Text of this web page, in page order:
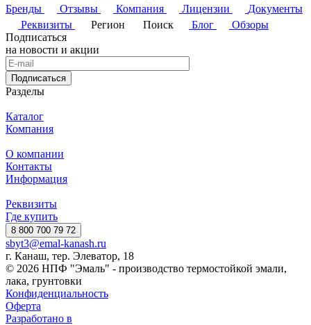
Бренды
Отзывы Компания Лицензии
Документы
Реквизиты
Регион Поиск Блог
Обзоры
Подписаться
на новости и акции
Подписаться
Разделы
Каталог
Компания
О компании
Контакты
Информация
Реквизиты
Где купить
8 800 700 79 72
sbyt3@emal-kanash.ru
г. Канаш, тер. Элеватор, 18
© 2026 НПФ "Эмаль" - производство термостойкой эмали,
лака, грунтовки
Конфиденциальность
Оферта
Разработано в